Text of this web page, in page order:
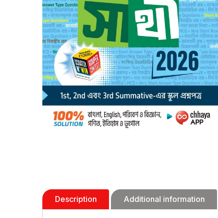
Description Additional information